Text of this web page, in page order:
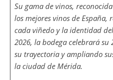
Su gama de vinos,
los mejores vinos de
cada viñedo y la identidad
2026, la bodega celebrará su
su trayectoria y ampliando
la ciudad de Mérida.